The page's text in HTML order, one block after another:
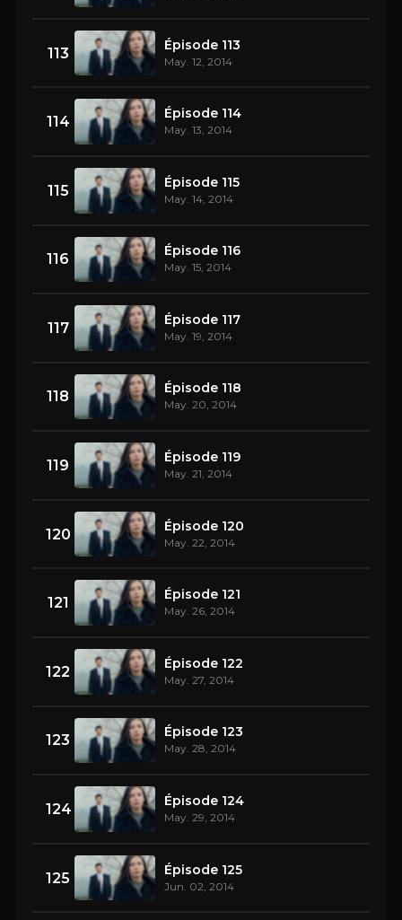
113 Épisode 113
May. 12, 2014
114 Épisode 114
May. 13, 2014
115 Épisode 115
May. 14, 2014
116 Épisode 116
May. 15, 2014
117 Épisode 117
May. 19, 2014
118 Épisode 118
May. 20, 2014
119 Épisode 119
May. 21, 2014
120 Épisode 120
May. 22, 2014
121 Épisode 121
May. 26, 2014
122 Épisode 122
May. 27, 2014
123 Épisode 123
May. 28, 2014
124 Épisode 124
May. 29, 2014
125 Épisode 125
Jun. 02, 2014